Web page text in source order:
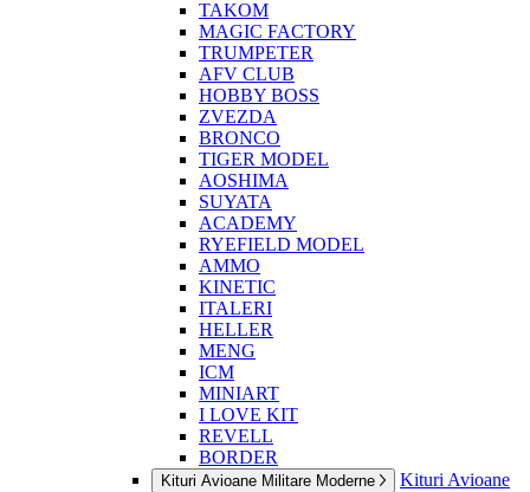
TAKOM
MAGIC FACTORY
TRUMPETER
AFV CLUB
HOBBY BOSS
ZVEZDA
BRONCO
TIGER MODEL
AOSHIMA
SUYATA
ACADEMY
RYEFIELD MODEL
AMMO
KINETIC
ITALERI
HELLER
MENG
ICM
MINIART
I LOVE KIT
REVELL
BORDER
Kituri Avioane Militare Moderne
Kituri Avioane